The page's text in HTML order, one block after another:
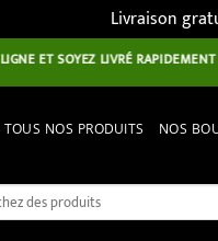
Livraison
ET SOYEZ LIVRÉ RAPIDEMENT
TOUS NOS PRODUITS NOS